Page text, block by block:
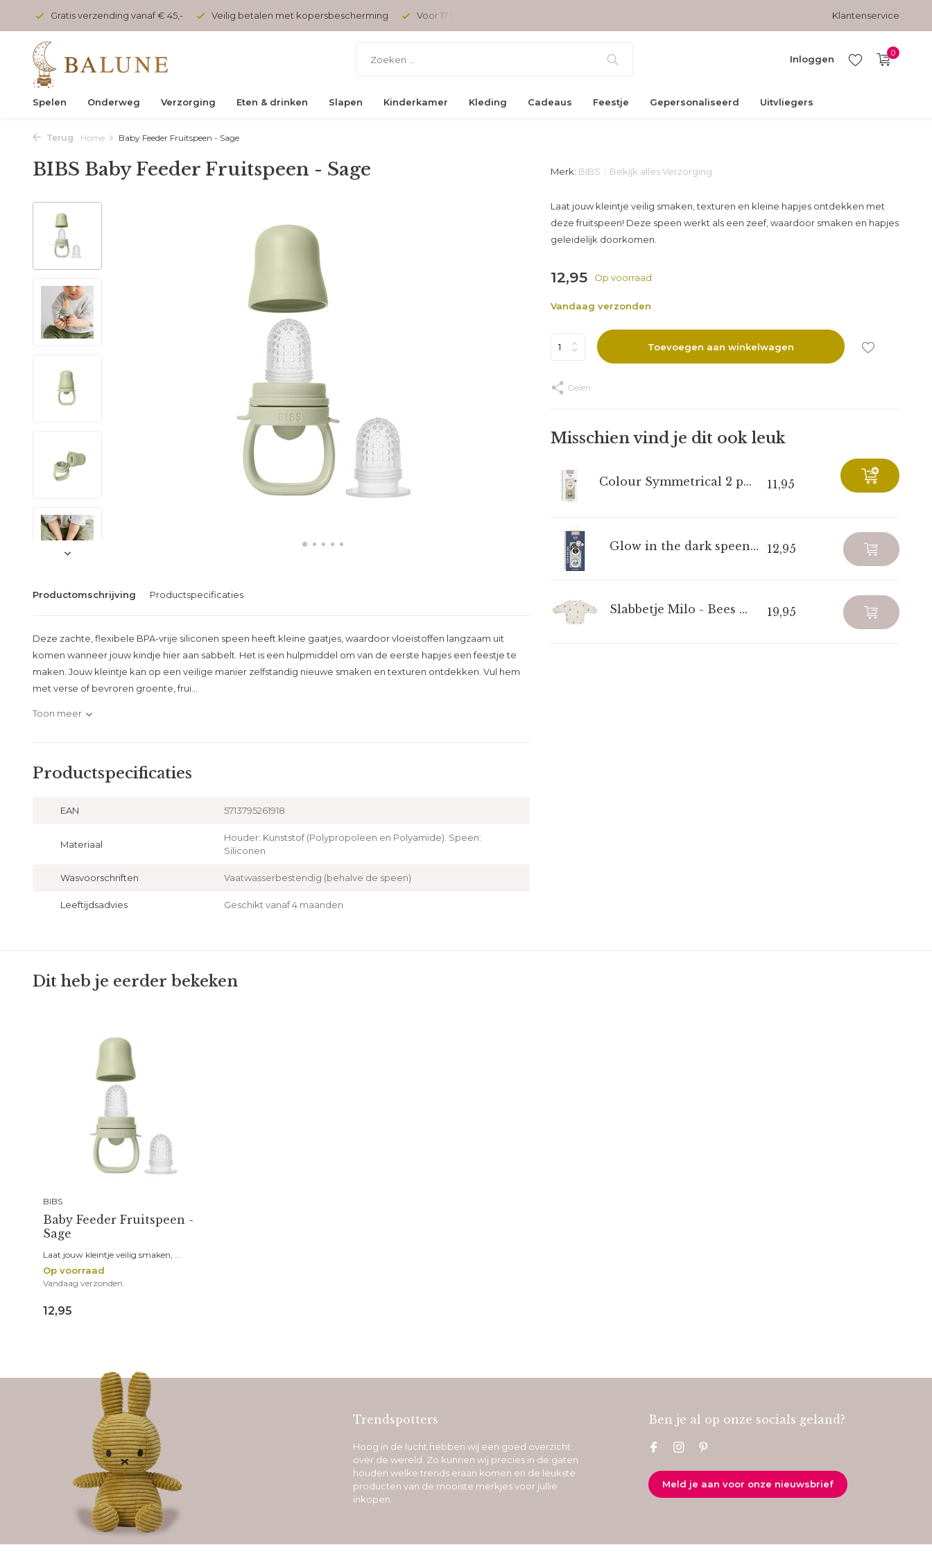
Gratis verzending vanaf € 45,- Veilig betalen met kopersbescherming Voor 17 uur besteld, vandaag verzonden Veilig betalen met
Klantenservice
Inloggen
0
Spelen Onderweg Verzorging Eten & drinken Slapen Kinderkamer Kleding Cadeaus Feestje Gepersonaliseerd Uitvliegers
Terug Home Baby Feeder Fruitspeen - Sage
BIBS Baby Feeder Fruitspeen - Sage
Productomschrijving Productspecificaties
Deze zachte, flexibele BPA-vrije siliconen speen heeft kleine gaatjes, waardoor vloeistoffen langzaam uit
komen wanneer jouw kindje hier aan sabbelt. Het is een hulpmiddel om van de eerste hapjes een feestje te
maken. Jouw kleintje kan op een veilige manier zelfstandig nieuwe smaken en texturen ontdekken. Vul hem
met verse of bevroren groente, frui...
Toon meer
Productspecificaties
EAN 5713795261918
Materiaal
Houder: Kunststof (Polypropoleen en Polyamide). Speen:
Siliconen
Wasvoorschriften Vaatwasserbestendig (behalve de speen)
Leeftijdsadvies Geschikt vanaf 4 maanden
Merk: BIBS Bekijk alles Verzorging
Laat jouw kleintje veilig smaken, texturen en kleine hapjes ontdekken met
deze fruitspeen! Deze speen werkt als een zeef, waardoor smaken en hapjes
geleidelijk doorkomen.
12,95 Op voorraad
Vandaag verzonden
Toevoegen aan winkelwagen
Delen
Misschien vind je dit ook leuk
Colour Symmetrical 2 p... 11,95
Glow in the dark speen... 12,95
Slabbetje Milo - Bees ... 19,95
Dit heb je eerder bekeken
BIBS
Baby Feeder Fruitspeen -
Sage
Laat jouw kleintje veilig smaken, ...
Op voorraad
Vandaag verzonden
12,95
Trendspotters
Hoog in de lucht hebben wij een goed overzicht
over de wereld. Zo kunnen wij precies in de gaten
houden welke trends eraan komen en de leukste
producten van de mooiste merkjes voor jullie
inkopen.
Ben je al op onze socials geland?
Meld je aan voor onze nieuwsbrief